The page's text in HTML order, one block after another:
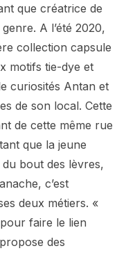
que créatrice de
A l’été 2020,
collection capsule
motifs tie-dye et
curiosités Antan et
de son local. Cette
de cette même rue
que la jeune
bout des lèvres,
c’est
deux métiers. «
faire le lien
des